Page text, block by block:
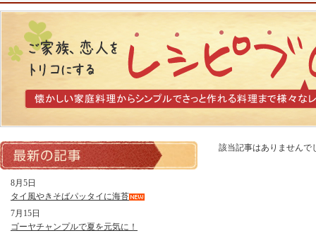
該当記事はありませんで
8月5日
タイ風やきそばパッタイに海苔
7月15日
ゴーヤチャンプルで夏を元気に！